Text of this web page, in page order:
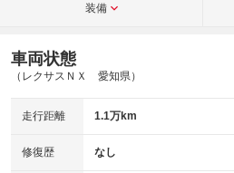
装備
車両状態
（レクサスＮＸ 愛知県）
走行距離 1.1万km
修復歴 なし